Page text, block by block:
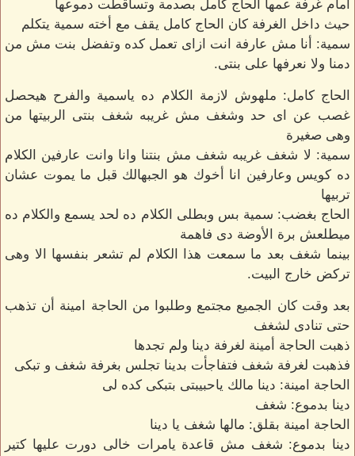
أمام غرفة عمها الحاج كامل بصدمة وتساقطت دموعها
حيث داخل الغرفة كان الحاج كامل يقف مع أخته سمية يتكلم
سمية: أنا مش عارفة انت ازاى تعمل كده وتفضل بنت مش من
دمنا ولا نعرفها على بنتى.
الحاج كامل: ملهوش لازمة الكلام ده ياسمية والفرح هيحصل
غصب عن اى حد وشغف مش غريبه شغف بنتى الربيتها من
وهى صغيرة
سمية: لا شغف غريبه شغف مش بنتنا وانا وانت عارفين الكلام
ده كويس وعارفين انا أخوك هو الجبهالك قبل ما يموت عشان
تربيها
الحاج بغضب: سمية بس وبطلى الكلام ده لحد يسمع والكلام ده
ميطلعش برة الأوضة دى فاهمة
بينما شغف بعد ما سمعت هذا الكلام لم تشعر بنفسها الا وهى
تركض خارج البيت.
بعد وقت كان الجميع مجتمع وطلبوا من الحاجة امينة أن تذهب
حتى تنادى لشغف
ذهبت الحاجة أمينة لغرفة دينا ولم تجدها
فذهبت لغرفة شغف فتفاجأت بدينا تجلس بغرفة شغف و تبكى
الحاجة امينة: دينا مالك ياحبيبتى بتبكى كده لى
دينا بدموع: شغف
الحاجة امينة بقلق: مالها شغف يا دينا
دينا بدموع: شغف مش قاعدة يامرات خالى دورت عليها كتير